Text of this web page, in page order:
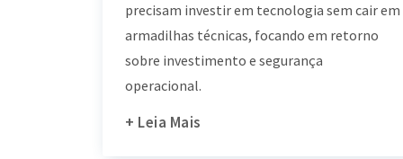
precisam investir em tecnologia sem cair em
armadilhas técnicas, focando em retorno
sobre investimento e segurança
operacional.
+ Leia Mais